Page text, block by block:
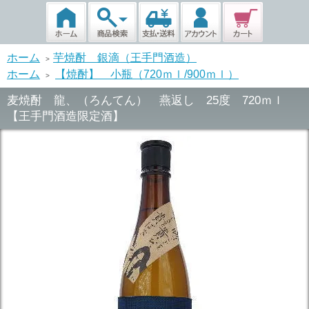
ホーム > 芋焼酎 銀滴（王手門酒造）
ホーム
> 【焼酎】 小瓶（720ｍｌ/900ｍｌ）
麦焼酎 龍、（ろんてん） 燕返し 25度 720ｍｌ
【王手門酒造限定酒】